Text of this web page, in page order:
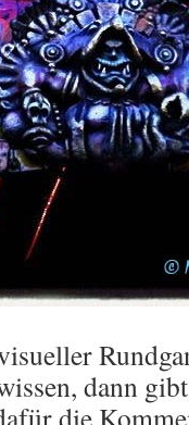
dann
die